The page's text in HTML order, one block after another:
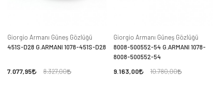
Giorgio Armanı Güneş Gözlüğü
451S-D28 G.ARMANI 1078-451S-D28
7.077,95 8.327,00
Giorgio Armanı Güneş Gözlüğü
8008-500552-54 G.ARMANI 1078-
8008-500552-54
9.163,00 10.780,00